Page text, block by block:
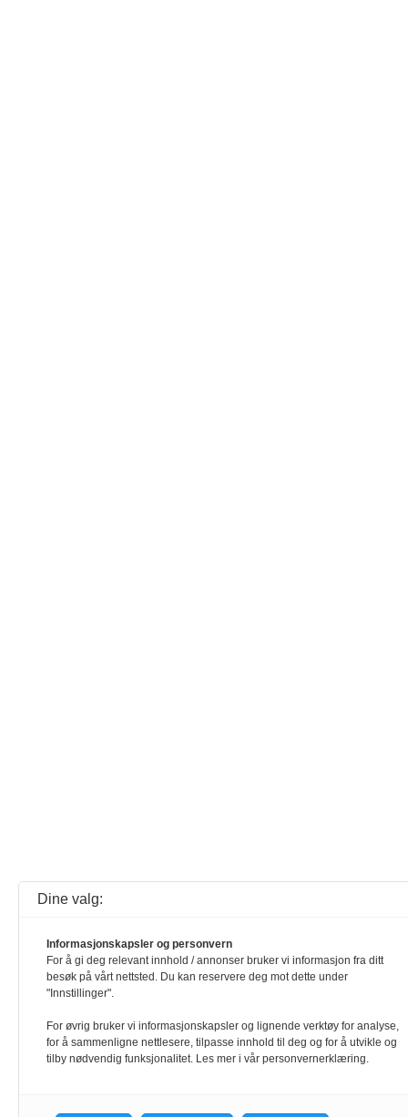
Dine valg:
Informasjonskapsler og personvern
For å gi deg relevant innhold / annonser bruker vi informasjon fra ditt
besøk på vårt nettsted. Du kan reservere deg mot dette under
"Innstillinger".
For øvrig bruker vi informasjonskapsler og lignende verktøy for analyse,
for å sammenligne nettlesere, tilpasse innhold til deg og for å utvikle og
tilby nødvendig funksjonalitet. Les mer i vår personvernerklæring.